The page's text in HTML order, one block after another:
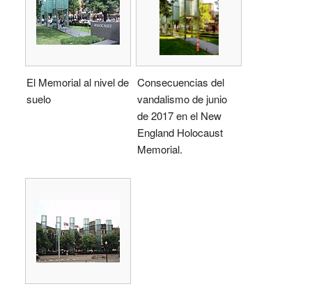
El Memorial al nivel de
suelo
Consecuencias del
vandalismo de junio
de 2017 en el New
England Holocaust
Memorial.